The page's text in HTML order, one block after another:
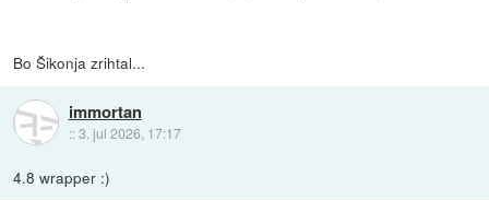
Bo Šikonja zrihtal...
immortan
::3. jul 2026, 17:17
4.8 wrapper :)